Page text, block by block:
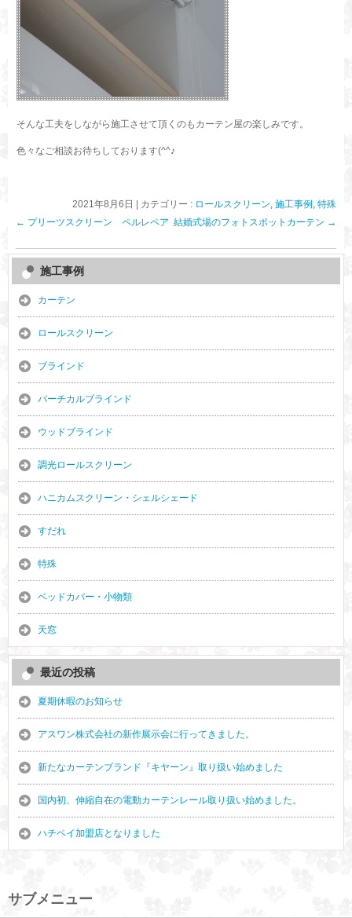
そんな工夫をしながら施工させて頂くのもカーテン屋の楽しみです。
色々なご相談お待ちしております(^^♪
2021年8月6日 カテゴリー : ロールスクリーン, 施工事例 , 特殊
← プリーツスクリーン ペルレペア 結婚式場のフォトスポットカーテン →
施工事例
カーテン
ロールスクリーン
ブラインド
バーチカルブラインド
ウッドブラインド
調光ロールスクリーン
ハニカムスクリーン・シェルシェード
すだれ
特殊
ベッドカバー・小物類
天窓
最近の投稿
夏期休暇のお知らせ
アスワン株式会社の新作展示会に行ってきました。
新たなカーテンブランド『キヤーン』取り扱い始めました
国内初、伸縮自在の電動カーテンレール取り扱い始めました。
ハチペイ加盟店となりました
サブメニュー